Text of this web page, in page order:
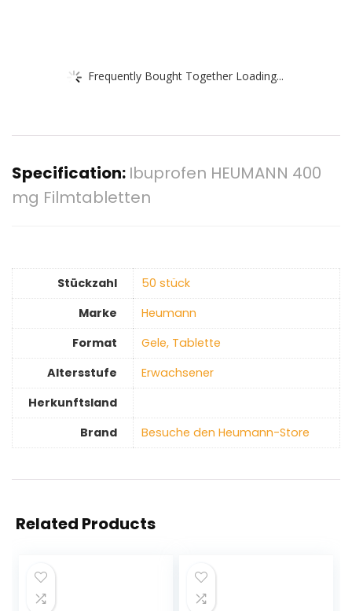
Frequently Bought Together Loading...
Specification: Ibuprofen HEUMANN 400
mg Filmtabletten
Stückzahl
‎50 stück
Marke
‎Heumann
Format
‎Gele, Tablette
Altersstufe
‎Erwachsener
Herkunftsland
Brand
Besuche den Heumann-Store
Related Products